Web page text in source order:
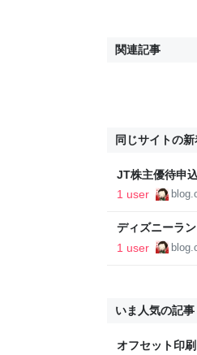
関連記事
同じサイトの新
JT株主優待申
1 user
ディズニーラ
おもしろく
1 user
いま人気の記事
オフセット印